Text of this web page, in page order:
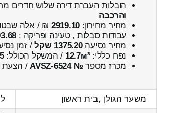
הובלות העברת דירה שלוש חדרים
והרכבה
מחיר מחירון: 2919.10 ₪ / אלה
עבודות סבלות , טעינה ופריקה : ₪
מחיר נסיעה1375.20 שקל / זמן
נפח כללי:12.7м³ / המשקל הכולל:
מכרז מספר № AVSZ-6524 / הצעת
משער הגולן ,בית ראשון